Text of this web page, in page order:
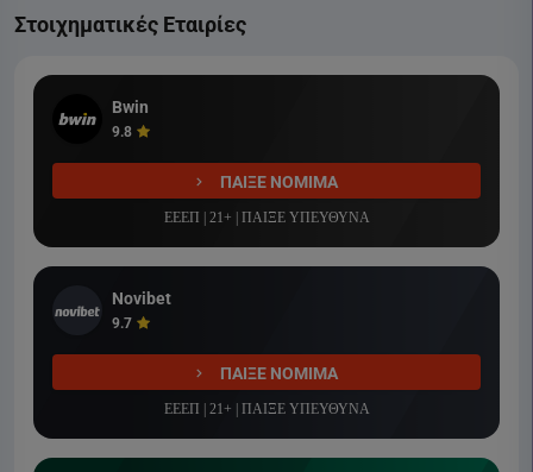
Στοιχηματικές Εταιρίες
Bwin
9.8
ΠΑΙΞΕ ΝΟΜΙΜΑ
ΕΕΕΠ | 21+ | ΠΑΙΞΕ ΥΠΕΥΘΥΝΑ
Novibet
9.7
ΠΑΙΞΕ ΝΟΜΙΜΑ
ΕΕΕΠ | 21+ | ΠΑΙΞΕ ΥΠΕΥΘΥΝΑ